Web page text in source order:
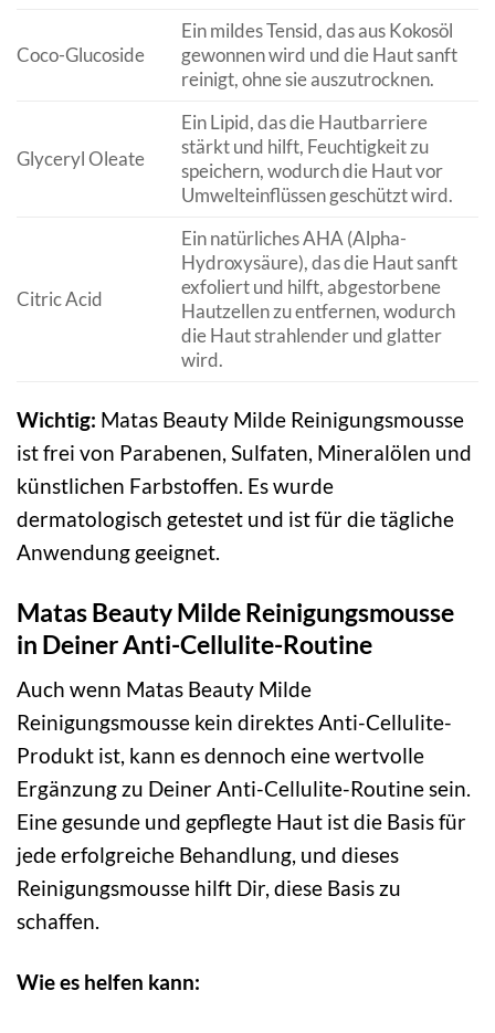
Coco-Glucoside
Ein mildes Tensid, das aus Kokosöl
gewonnen wird und die Haut sanft
reinigt, ohne sie auszutrocknen.
Glyceryl Oleate
Ein Lipid, das die Hautbarriere
stärkt und hilft, Feuchtigkeit zu
speichern, wodurch die Haut vor
Umwelteinflüssen geschützt wird.
Citric Acid
Ein natürliches AHA (Alpha-
Hydroxysäure), das die Haut sanft
exfoliert und hilft, abgestorbene
Hautzellen zu entfernen, wodurch
die Haut strahlender und glatter
wird.
Wichtig: Matas Beauty Milde Reinigungsmousse
ist frei von Parabenen, Sulfaten, Mineralölen und
künstlichen Farbstoffen. Es wurde
dermatologisch getestet und ist für die tägliche
Anwendung geeignet.
Matas Beauty Milde Reinigungsmousse
in Deiner Anti-Cellulite-Routine
Auch wenn Matas Beauty Milde
Reinigungsmousse kein direktes Anti-Cellulite-
Produkt ist, kann es dennoch eine wertvolle
Ergänzung zu Deiner Anti-Cellulite-Routine sein.
Eine gesunde und gepflegte Haut ist die Basis für
jede erfolgreiche Behandlung, und dieses
Reinigungsmousse hilft Dir, diese Basis zu
schaffen.
Wie es helfen kann: